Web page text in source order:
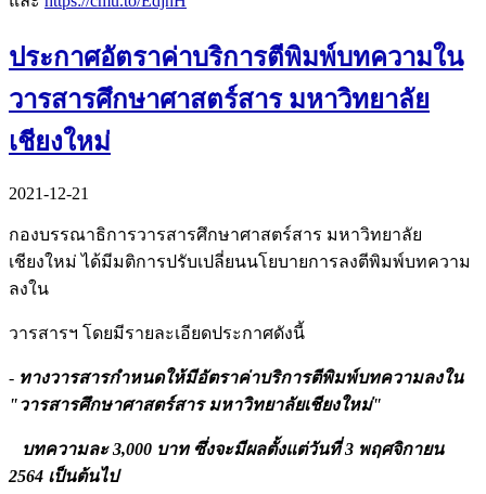
ประกาศอัตราค่าบริการตีพิมพ์บทความใน
วารสารศึกษาศาสตร์สาร มหาวิทยาลัย
เชียงใหม่
2021-12-21
กองบรรณาธิการวารสารศึกษาศาสตร์สาร มหาวิทยาลัย
เชียงใหม่ ได้มีมติการปรับเปลี่ยนนโยบายการลงตีพิมพ์บทความ
ลงใน
วารสารฯ โดยมีรายละเอียดประกาศดังนี้
- ทางวารสารกำหนดให้มีอัตราค่าบริการตีพิมพ์บทความลงใน
"วารสารศึกษาศาสตร์สาร มหาวิทยาลัยเชียงใหม่"
บทความละ 3,000 บาท ซึ่งจะมีผลตั้งแต่วันที่ 3 พฤศจิกายน
2564 เป็นต้นไป